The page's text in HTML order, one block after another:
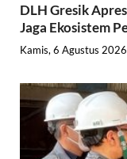
DLH Gresik
Jaga Ekosistem
Kamis, 6 Agustus